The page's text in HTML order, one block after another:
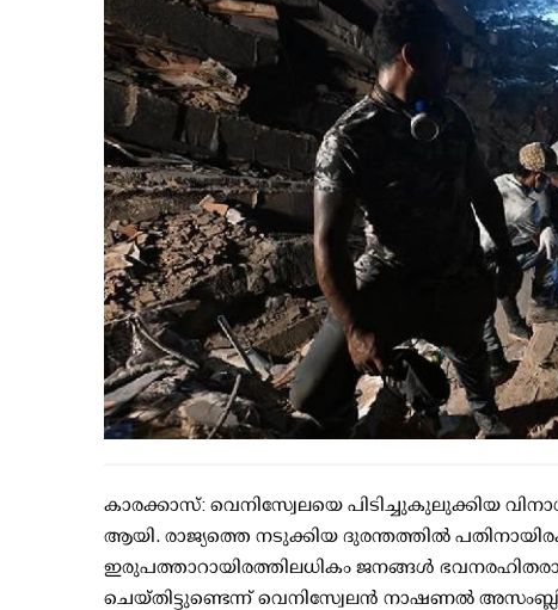
കാരക്കാസ്: വെനിസ്വേലയെ പിടിച്ചുകുലുക്കിയ
ആയി. രാജ്യത്തെ നടുക്കിയ ദുരന്തത്തില്‍
ഇരുപത്താറായിരത്തിലധികം ജനങ്ങള്‍
ചെയ്തിട്ടുണ്ടെന്ന് വെനിസ്വേലന്‍ നാഷണല്‍